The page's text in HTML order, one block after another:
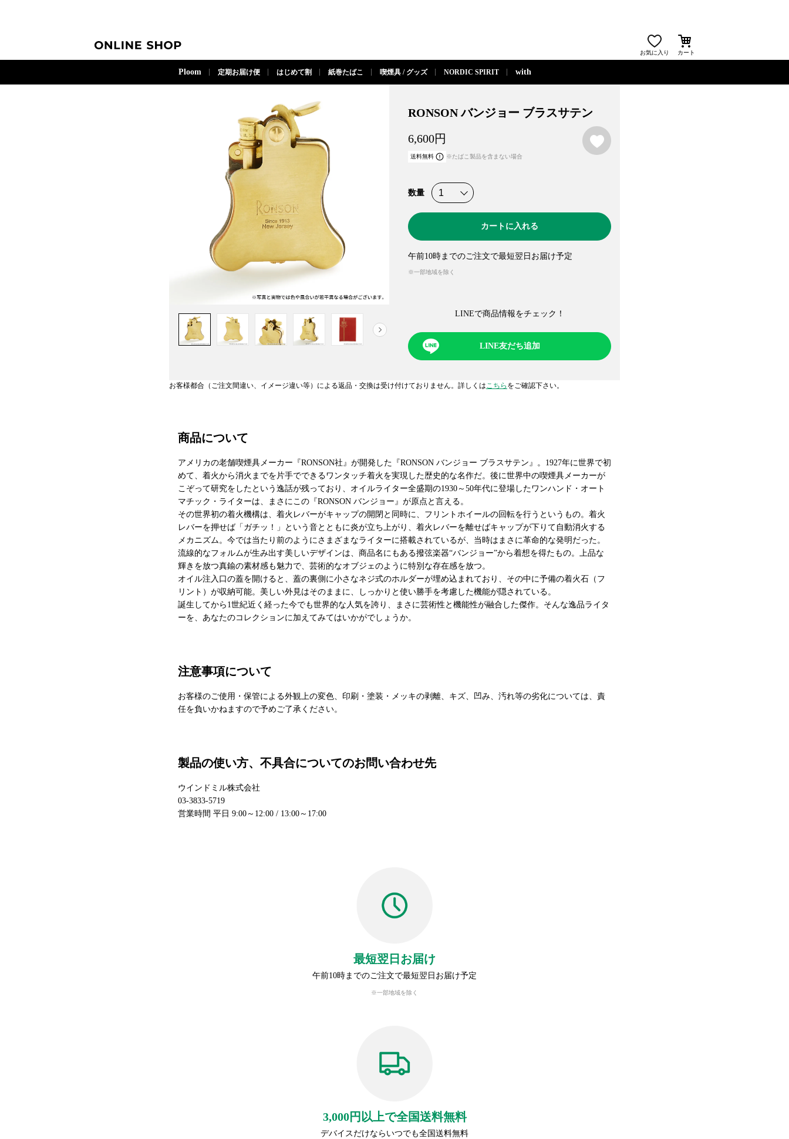
ONLINE SHOP
お気に入り カート
Ploom 定期お届け便 はじめて割 紙巻たばこ 喫煙具 / グッズ NORDIC SPIRIT with
RONSON バンジョー ブラスサテン
6,600円
送料無料 ※たばこ製品を含まない場合
午前10時までのご注文で最短翌日お届け予定
※一部地域を除く
数量
カートに入れる
LINEで商品情報をチェック！​
LINE友だち追加
お客様都合（ご注文間違い、イメージ違い等）による返品・交換は受け付けておりません。詳しくはこちら をご確認下さい。
商品について
アメリカの老舗喫煙具メーカー『RONSON社』が開発した『RONSON バンジョー ブラスサテン』。1927年に世界で初
めて、着火から消火までを片手でできるワンタッチ着火を実現した歴史的な名作だ。後に世界中の喫煙具メーカーが
こぞって研究をしたという逸話が残っており、オイルライター全盛期の1930～50年代に登場したワンハンド・オート
マチック・ライターは、まさにこの『RONSON バンジョー』が原点と言える。
その世界初の着火機構は、着火レバーがキャップの開閉と同時に、フリントホイールの回転を行うというもの。着火
レバーを押せば「ガチッ！」という音とともに炎が立ち上がり、着火レバーを離せばキャップが下りて自動消火する
メカニズム。今では当たり前のようにさまざまなライターに搭載されているが、当時はまさに革命的な発明だった。
流線的なフォルムが生み出す美しいデザインは、商品名にもある撥弦楽器“バンジョー”から着想を得たもの。上品な
輝きを放つ真鍮の素材感も魅力で、芸術的なオブジェのように特別な存在感を放つ。
オイル注入口の蓋を開けると、蓋の裏側に小さなネジ式のホルダーが埋め込まれており、その中に予備の着火石（フ
リント）が収納可能。美しい外見はそのままに、しっかりと使い勝手を考慮した機能が隠されている。
誕生してから1世紀近く経った今でも世界的な人気を誇り、まさに芸術性と機能性が融合した傑作。そんな逸品ライタ
ーを、あなたのコレクションに加えてみてはいかがでしょうか。
注意事項について
お客様のご使用・保管による外観上の変色、印刷・塗装・メッキの剥離、キズ、凹み、汚れ等の劣化については、責
任を負いかねますので予めご了承ください。
製品の使い方、不具合についてのお問い合わせ先
ウインドミル株式会社
03-3833-5719
営業時間 平日 9:00～12:00 / 13:00～17:00
最短翌日お届け
午前10時までのご注文で最短翌日お届け予定
※一部地域を除く
3,000円以上で全国送料無料
デバイスだけならいつでも全国送料無料